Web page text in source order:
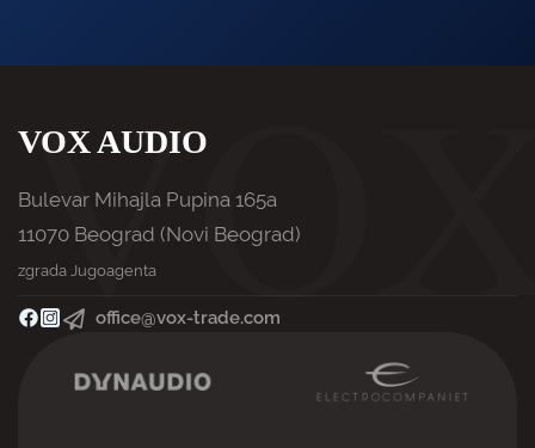
VOX AUDIO
Bulevar Mihajla Pupina 165a
11070 Beograd (Novi Beograd)
zgrada Jugoagenta
office@vox-trade.com